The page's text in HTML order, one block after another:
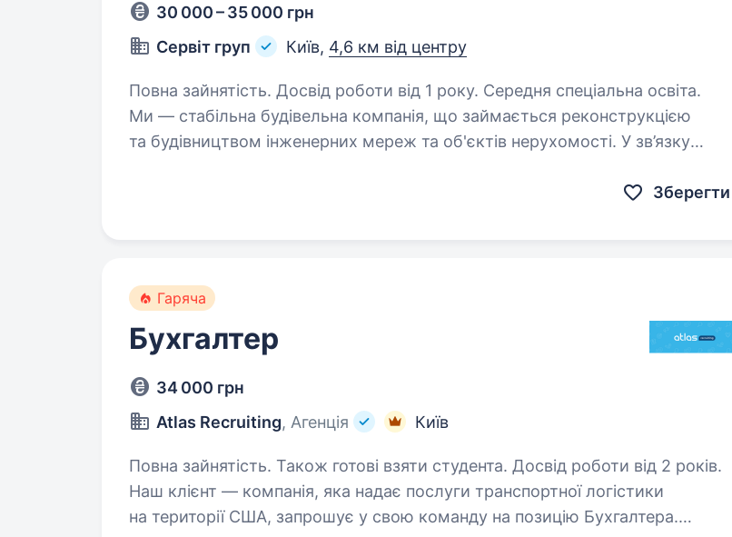
30 000 – 35 000 грн
Сервіт груп
Київ, 4,6 км від центру
Повна зайнятість. Досвід роботи від 1 року. Середня спеціальна освіта.
Ми — стабільна будівельна компанія, що займається реконструкцією
та будівництвом інженерних мереж та об'єктів нерухомості. У зв’язку
Зберегти
Гаряча
Бухгалтер
34 000 грн
Atlas Recruiting, Агенція Київ
Повна зайнятість. Також готові взяти студента. Досвід роботи від 2 років.
Наш клієнт — компанія, яка надає послуги транспортної логістики
на території США, запрошує у свою команду на позицію Бухгалтера.